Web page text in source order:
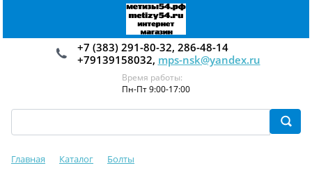
+7 (383) 291-80-32, 286-48-14
+79139158032, mps-nsk@yandex.ru
Время работы:
Пн-Пт 9:00-17:00
Главная Каталог
Болты